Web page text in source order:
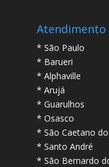
Atendimento
* São Paulo
* Barueri
* Alphaville
* Arujá
* Guarulhos
* Osasco
* São Caetano do
* Santo André
* São Bernardo